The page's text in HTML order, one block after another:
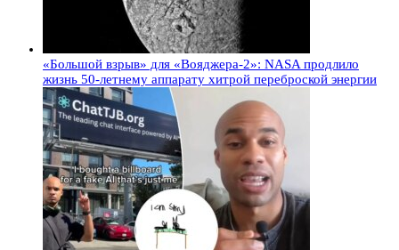
«Большой взрыв» для «Вояджера-2»: NASA продлило
жизнь 50-летнему аппарату хитрой переброской энергии